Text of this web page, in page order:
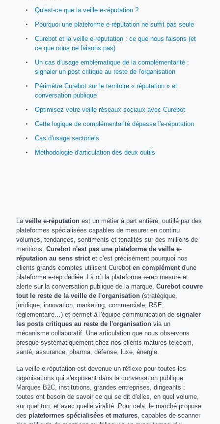
Qu'est-ce que la veille e-réputation ?
Pourquoi une plateforme e-réputation ne suffit pas seule
Curebot et la veille e-réputation : ce que nous faisons (et
ce que nous ne faisons pas)
Un cas d'usage emblématique de la complémentarité :
signaler un post critique au reste de l'organisation
Périmètre Curebot sur le territoire « réputation » et
conversation publique
Optimisez votre veille réseaux sociaux avec Curebot
Cette logique de complémentarité dépasse l'e-réputation
Cas d'usage sectoriels
Méthodologie d'articulation des deux outils
La veille e-réputation est un métier à part entière, outillé par des
plateformes spécialisées capables de mesurer en continu
volumes, tendances, sentiments et tonalités sur des millions de
mentions. Curebot n'est pas une plateforme de veille e-
réputation au sens strict et c'est précisément pourquoi nos
clients grands comptes utilisent Curebot en complément d'une
plateforme e-rep dédiée. Là où la plateforme e-rep mesure et
alerte sur la conversation publique de la marque, Curebot couvre
tout le reste de la veille de l'organisation (stratégique,
juridique, innovation, marketing, commerciale, RSE,
réglementaire…) et permet à l'équipe communication de signaler
les posts critiques au reste de l'organisation via un
mécanisme collaboratif. Une articulation que nous observons
presque systématiquement chez nos clients matures telecom,
santé, assurance, pharma, défense, luxe, énergie.
La veille e-réputation est devenue un réflexe pour toutes les
organisations qui s'exposent dans la conversation publique.
Marques B2C, institutions, grandes entreprises, dirigeants :
toutes ont besoin de savoir ce qui se dit d'elles, en quel volume,
sur quel ton, et avec quelle viralité. Pour cela, le marché propose
des plateformes spécialisées et matures , capables de scanner